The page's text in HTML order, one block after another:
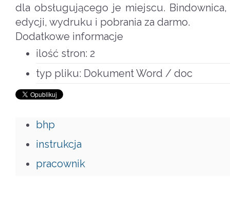
dla obsługującego je miejscu.
edycji, wydruku i pobrania za darmo.
Dodatkowe informacje
ilość stron: 2
typ pliku: Dokument Word / doc
bhp
instrukcja
pracownik